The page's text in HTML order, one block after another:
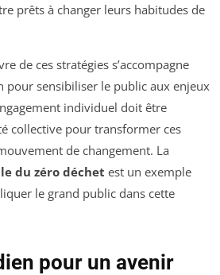
prêts à changer leurs habitudes de
de ces stratégies s’accompagne
pour sensibiliser le public aux enjeux
individuel doit être
collective pour transformer ces
de changement. La
du zéro déchet est un exemple
le grand public dans cette
pour un avenir